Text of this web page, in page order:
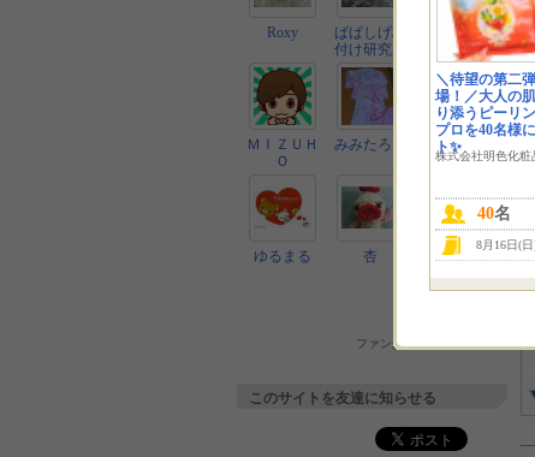
＼待望の第二
場！／大人の
り添うピーリ
プロを40名様
ト✨
株式会社明色化粧
40名
8月16日(
Roxy
ばばしげ格
付け研究所
Rin★
ＭＩＺＵＨ
Ｏ
みみたろう 苺子
ゆるまる 杏 なつき
ファンからのコメントへ
このサイトを友達に知らせる